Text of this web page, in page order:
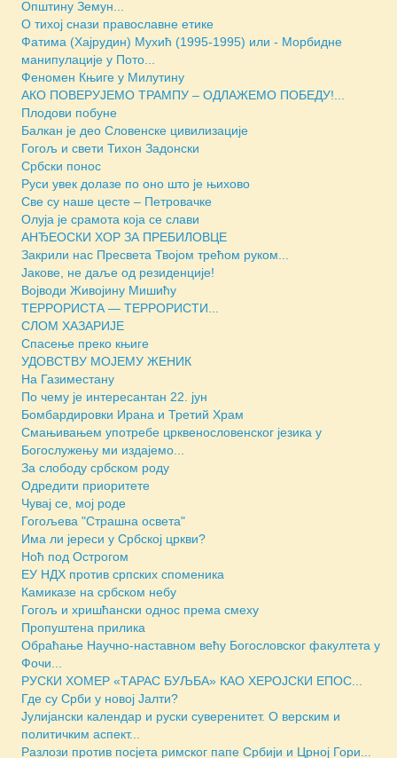
Општину Земун...
О тихој снази православне етике
Фатима (Хајрудин) Мухић (1995-1995) или - Морбидне
манипулације у Пото...
Феномен Књиге у Милутину
АКО ПОВЕРУЈЕМО ТРАМПУ – ОДЛАЖЕМО ПОБЕДУ!...
Плодови побуне
Балкан је део Словенске цивилизације
Гогољ и свети Тихон Задонски
Србски понос
Руси увек долазе по оно што је њихово
Све су наше цесте – Петровачке
Олуја је срамота која се слави
АНЂЕОСКИ ХОР ЗА ПРЕБИЛОВЦЕ
Закрили нас Пресвета Твојом трећом руком...
Јакове, не даље од резиденције!
Војводи Живојину Мишићу
ТЕРРОРИСТА — ТЕРРОРИСТИ...
СЛОМ ХАЗАРИЈЕ
Спасење преко књиге
УДОВСТВУ МОЈЕМУ ЖЕНИК
На Газиместану
По чему је интересантан 22. јун
Бомбардировки Ирана и Третий Храм
Смањивањем употребе црквенословенског језика у
Богослужењу ми издајемо...
За слободу србском роду
Одредити приоритете
Чувај се, мој роде
Гогољева "Страшна освета"
Има ли јереси у Србској цркви?
Ноћ под Острогом
ЕУ НДХ против српских споменика
Камиказе на србском небу
Гогољ и хришћански однос према смеху
Пропуштена прилика
Обраћање Научно-наставном већу Богословског факултета у
Фочи...
РУСКИ ХОМЕР «ТАРАС БУЉБА» КАО ХЕРОЈСКИ ЕПОС...
Где су Срби у новој Јалти?
Јулијански календар и руски суверенитет. О верским и
политичким аспект...
Разлози против посјета римског папе Србији и Црној Гори...